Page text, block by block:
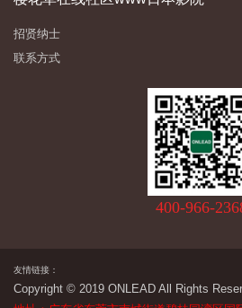
招贤纳士
联系方式
400-966-
友情链接：
Copyright © 2019 ONLEAD All Rights